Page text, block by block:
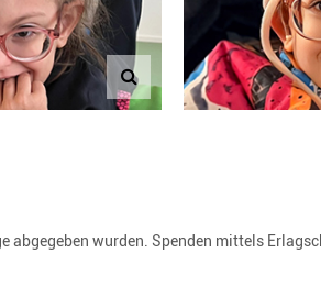
abgegeben wurden. Spenden mittels